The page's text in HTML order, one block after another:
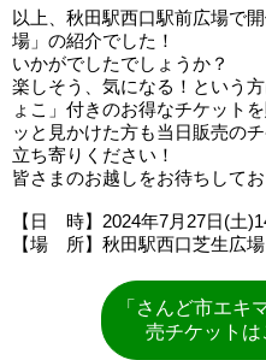
以上、秋田駅西口駅前広場で
場」の紹介でした！
いかがでしたでしょうか？
楽しそう、気になる！という
ょこ」付きのお得なチケット
ッと見かけた方も当日販売の
立ち寄りください！
皆さまのお越しをお待ちしてお
【日 時】2024年7月27日(土
【場 所】秋田駅西口芝生広場
「さんど市エキ
売チケットは